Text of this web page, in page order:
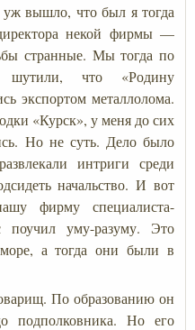
уж вышло, что был я тогда
директора некой фирмы —
странные. Мы тогда по
что «Родину
экспортом металлолома.
«Курск», у меня до сих
Но не суть. Дело было
интриги среди
начальство. И вот
фирму специалиста-
поучил уму-разуму. Это
море, а тогда они были в
По образованию он
подполковника. Но его